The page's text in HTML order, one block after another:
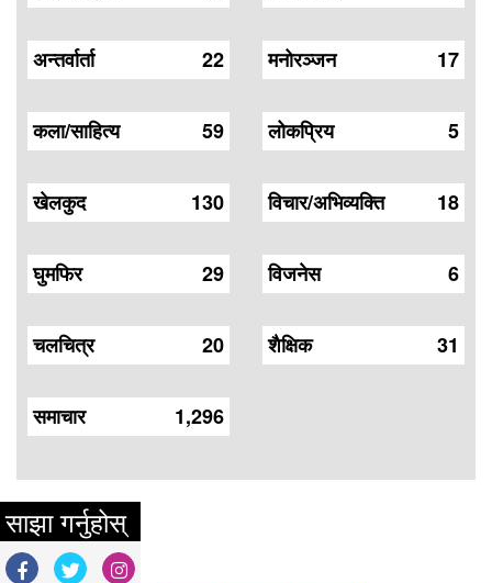
22
अन्तर्वार्ता
59
कला/साहित्य
130
खेलकुद
29
घुमफिर
20
चलचित्र
17
मनोरञ्जन
5
लोकप्रिय
18
विचार/अभिव्यक्ति
6
विजनेस
31
शैक्षिक
1,296
समाचार
साझा गर्नुहोस्